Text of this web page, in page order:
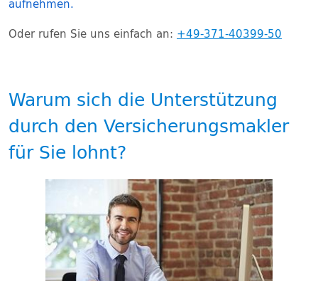
aufnehmen.
Oder rufen Sie uns einfach an: +49-371-40399-50
Warum sich die Unterstützung
durch den Versicherungsmakler
für Sie lohnt?